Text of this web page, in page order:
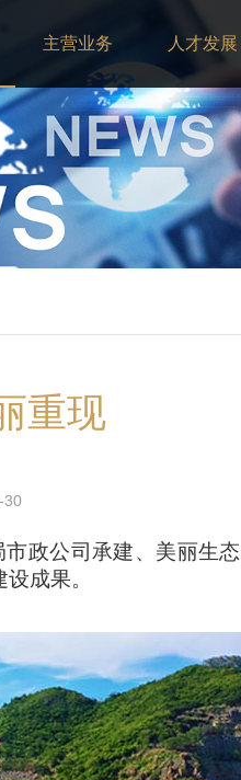
主营业务 人才发展
重现
30
政公司承建、美丽生
成果。